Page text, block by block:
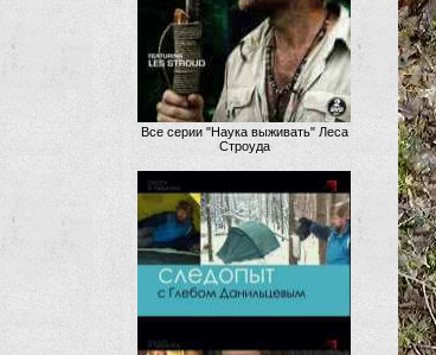
Все серии "Наука выживать" Леса
Строуда